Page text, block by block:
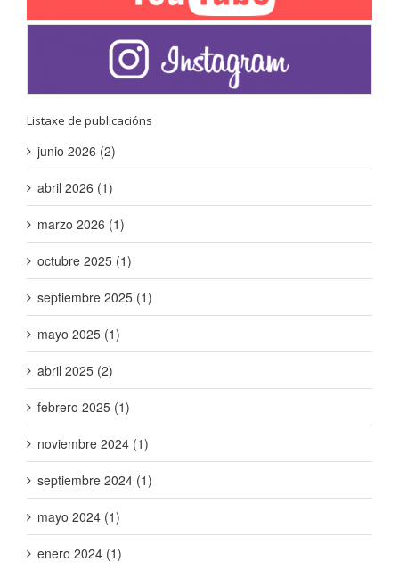
Listaxe de publicacións
junio 2026 (2)
abril 2026 (1)
marzo 2026 (1)
octubre 2025 (1)
septiembre 2025 (1)
mayo 2025 (1)
abril 2025 (2)
febrero 2025 (1)
noviembre 2024 (1)
septiembre 2024 (1)
mayo 2024 (1)
enero 2024 (1)